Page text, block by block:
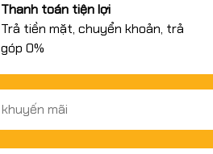
Thanh toán tiện lợi
Trả tiền mặt, chuyển khoản, trả
góp 0%